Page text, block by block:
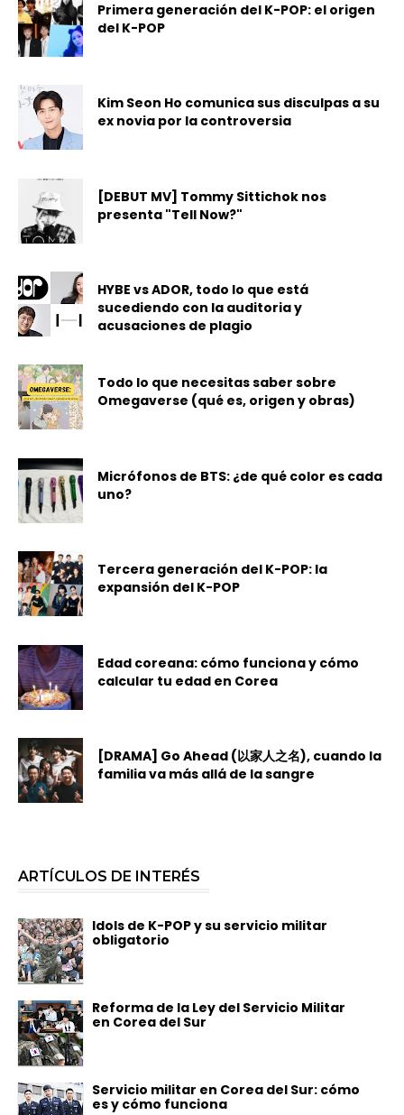
Primera generación del K-POP: el origen
del K-POP
Kim Seon Ho comunica sus disculpas a su
ex novia por la controversia
[DEBUT MV] Tommy Sittichok nos
presenta "Tell Now?"
HYBE vs ADOR, todo lo que está
sucediendo con la auditoria y
acusaciones de plagio
Todo lo que necesitas saber sobre
Omegaverse (qué es, origen y obras)
Micrófonos de BTS: ¿de qué color es cada
uno?
Tercera generación del K-POP: la
expansión del K-POP
Edad coreana: cómo funciona y cómo
calcular tu edad en Corea
[DRAMA] Go Ahead (以家人之名), cuando la
familia va más allá de la sangre
ARTÍCULOS DE INTERÉS
Idols de K-POP y su servicio militar
obligatorio
Reforma de la Ley del Servicio Militar
en Corea del Sur
Servicio militar en Corea del Sur: cómo
es y cómo funciona